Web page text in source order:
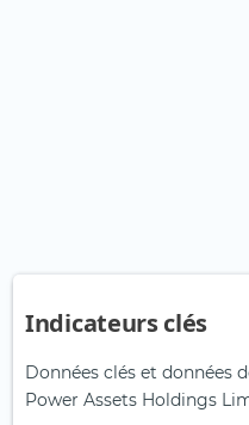
Indicateurs clés
Données clés et données
Power Assets Holdings